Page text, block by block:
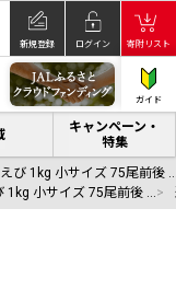
新規登録 ログイン 寄附リスト
ガイド
キャンペーン・
特集
び 1kg 小サイズ 75尾前後
1kg 小サイズ 75尾前後 …